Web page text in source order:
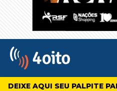
4oito
DEIXE AQUI SEU PALPITE